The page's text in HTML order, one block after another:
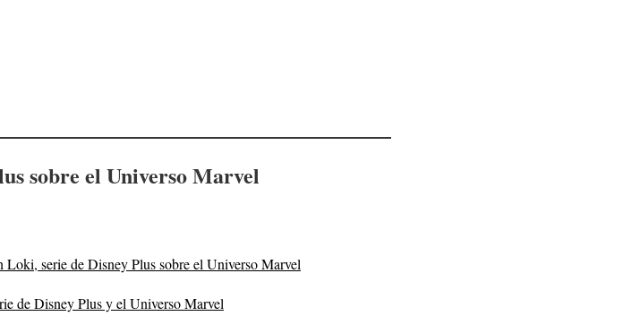
sobre el Universo Marvel
Loki, serie de Disney Plus sobre el Universo Marvel
de Disney Plus y el Universo Marvel